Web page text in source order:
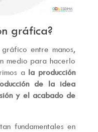
gráfica?
entre manos,
medio para hacerlo
a la producción
de la idea
y el acabado de
fundamentales en